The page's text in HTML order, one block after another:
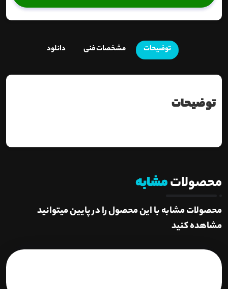
توضیحات مشخصات فنی دانلود
توضیحات
محصولاتمشابه
محصولات مشابه با این محصول را در پایین میتوانید
مشاهده کنید